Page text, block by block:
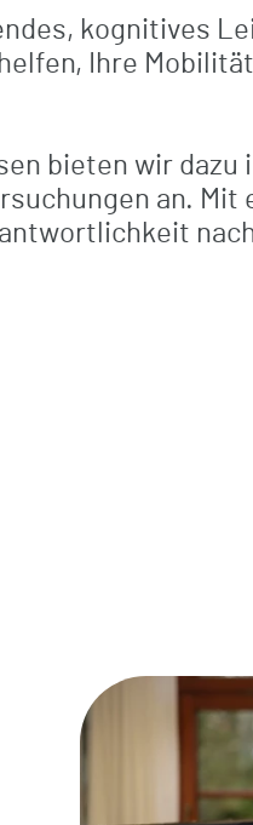
/ Seelsorge
kognitives
Ihre
bieten wir dazu
an. Mit